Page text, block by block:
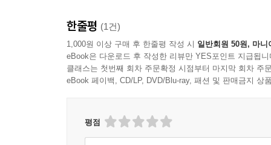
한줄평 (1건)
1,000원 이상 구매 후 한줄평 작성 시 일반회원 50원, 마니
eBook은 다운로드 후 작성한 리뷰만 YES포인트 지급됩니
클래스는 첫번째 회차 주문확정 시점부터 마지막 회차 주
eBook 페이백, CD/LP, DVD/Blu-ray, 패션 및 판매금지 상
평점